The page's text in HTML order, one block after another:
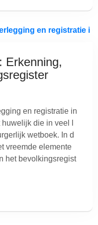
Erkenning,
en registratie in
die in veel l
wetboek. In d
vreemde elemente
het bevolkingsregist